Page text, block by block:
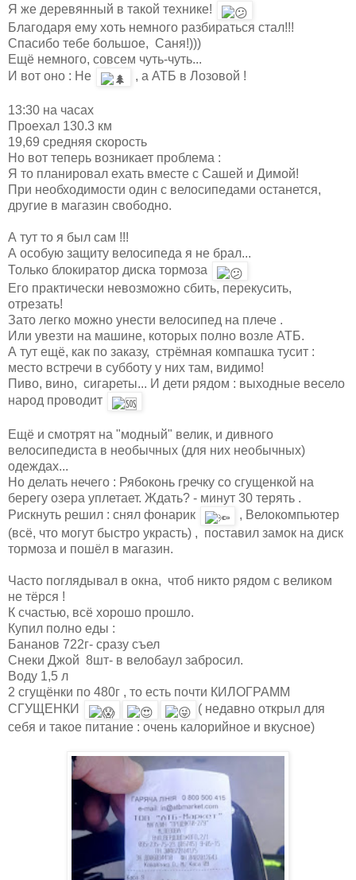
Я же деревянный в такой технике!
Благодаря ему хоть немного разбираться стал!!!
Спасибо тебе большое, Саня!)))
Ещё немного, совсем чуть-чуть...
И вот оно : Не
, а АТБ в Лозовой !
13:30 на часах
Проехал 130.3 км
19,69 средняя скорость
Но вот теперь возникает проблема :
Я то планировал ехать вместе с Сашей и Димой!
При необходимости один с велосипедами останется,
другие в магазин свободно.
А тут то я был сам !!!
А особую защиту велосипеда я не брал...
Только блокиратор диска тормоза
Его практически невозможно сбить, перекусить,
отрезать!
Зато легко можно унести велосипед на плече .
Или увезти на машине, которых полно возле АТБ.
А тут ещё, как по заказу, стрёмная компашка тусит :
место встречи в субботу у них там, видимо!
Пиво, вино, сигареты... И дети рядом : выходные весело
народ проводит
Ещё и смотрят на "модный" велик, и дивного
велосипедиста в необычных (для них необычных)
одеждах...
Но делать нечего : Рябоконь гречку со сгущенкой на
берегу озера уплетает. Ждать? - минут 30 терять .
Рискнуть решил : снял фонарик
, Велокомпьютер
(всё, что могут быстро украсть) , поставил замок на диск
тормоза и пошёл в магазин.
Часто поглядывал в окна, чтоб никто рядом с великом
не тёрся !
К счастью, всё хорошо прошло.
Купил полно еды :
Бананов 722г- сразу съел
Снеки Джой 8шт- в велобаул забросил.
Воду 1,5 л
2 сгущёнки по 480г , то есть почти КИЛОГРАММ
СГУЩЕНКИ
( недавно открыл для
себя и такое питание : очень калорийное и вкусное)